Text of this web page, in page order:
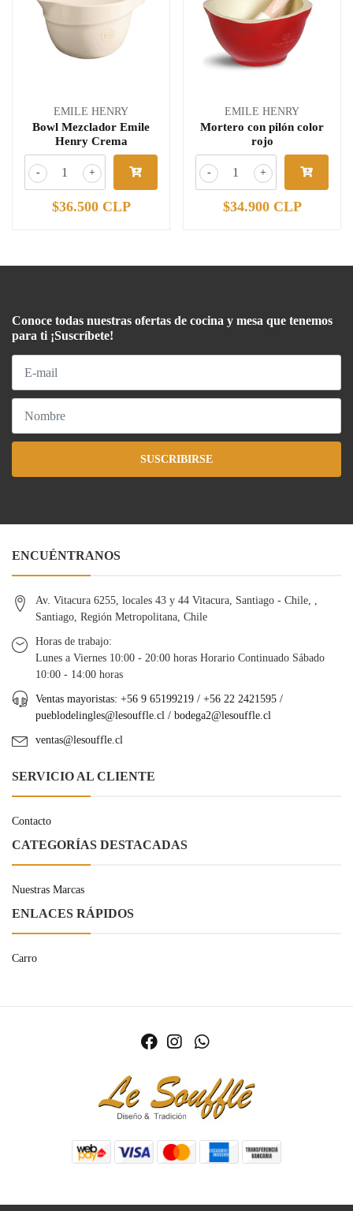
EMILE HENRY
Bowl Mezclador Emile
Henry Crema
+
-
$36.500 CLP
EMILE HENRY
Mortero con pilón color
rojo
+
-
$34.900 CLP
Conoce todas nuestras ofertas de cocina y mesa que tenemos
para ti ¡Suscríbete!
SUSCRIBIRSE
ENCUÉNTRANOS
Av. Vitacura 6255, locales 43 y 44 Vitacura, Santiago - Chile, ,
Santiago, Región Metropolitana, Chile
Horas de trabajo:
Lunes a Viernes 10:00 - 20:00 horas Horario Continuado Sábado
10:00 - 14:00 horas
Ventas mayoristas: +56 9 65199219 / +56 22 2421595 /
pueblodelingles@lesouffle.cl / bodega2@lesouffle.cl
ventas@lesouffle.cl
SERVICIO AL CLIENTE
Contacto
CATEGORÍAS DESTACADAS
Nuestras Marcas
ENLACES RÁPIDOS
Carro